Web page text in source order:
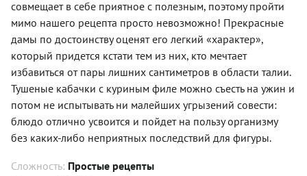
совмещает в себе приятное с полезным, поэтому пройти
мимо нашего рецепта просто невозможно! Прекрасные
дамы по достоинству оценят его легкий «характер»,
который придется кстати тем из них, кто мечтает
избавиться от пары лишних сантиметров в области талии.
Тушеные кабачки с куриным филе можно съесть на ужин и
потом не испытывать ни малейших угрызений совести:
блюдо отлично усвоится и пойдет на пользу организму
без каких-либо неприятных последствий для фигуры.
Сложность: Простые рецепты